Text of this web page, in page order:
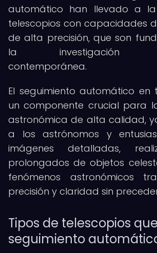
automático han llevado a
telescopios con capacidades
de alta precisión, que son
la investigación
contemporánea.
El seguimiento automático en
un componente crucial para
astronómica de alta calidad,
a los astrónomos y
imágenes detalladas,
prolongados de objetos
fenómenos astronómicos
precisión y claridad sin
Tipos de telescopios
seguimiento